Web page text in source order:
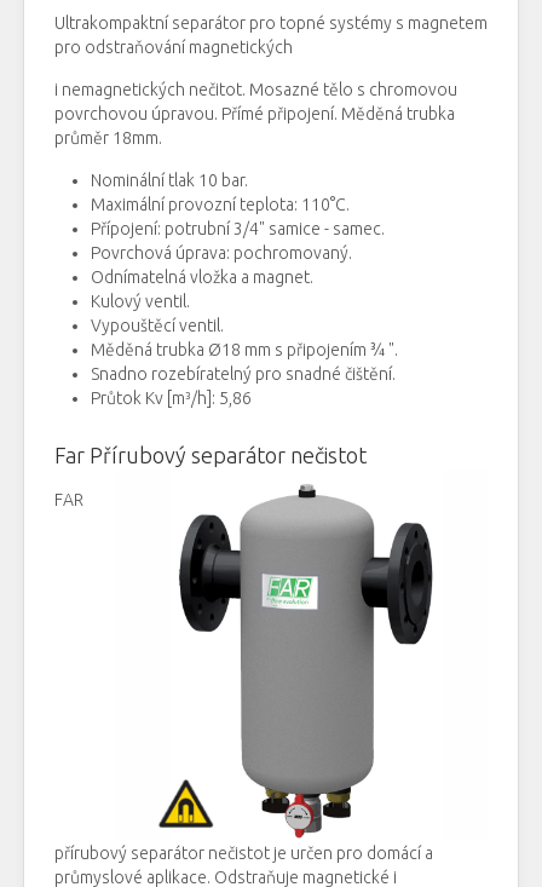
Ultrakompaktní separátor pro topné systémy s magnetem
pro odstraňování magnetických
i nemagnetických nečitot. Mosazné tělo s chromovou
povrchovou úpravou. Přímé připojení. Měděná trubka
průměr 18mm.
Nominální tlak 10 bar.
Maximální provozní teplota: 110°C.
Přípojení: potrubní 3/4" samice - samec.
Povrchová úprava: pochromovaný.
Odnímatelná vložka a magnet.
Kulovýventil .
Vypouštěcíventil.
Měděná trubka Ø18 mm s připojením ¾ ".
Snadno rozebíratelný pro snadné čištění.
Průtok Kv [m³/h]: 5,86
Far Přírubový separátor nečistot
FAR
přírubový separátor nečistot je určen pro domácí a
průmyslové aplikace. Odstraňuje magnetické i